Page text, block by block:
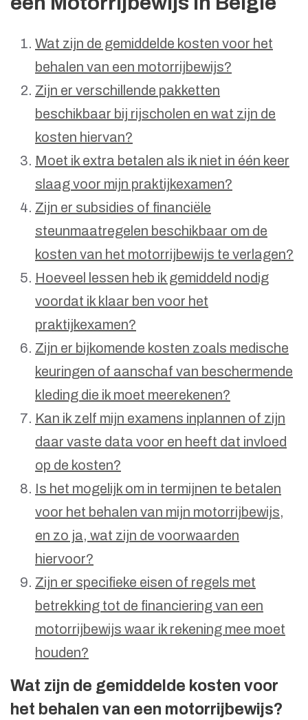
Wat zijn de gemiddelde kosten voor het
behalen van een motorrijbewijs?
Zijn er verschillende pakketten
beschikbaar bij rijscholen en wat zijn de
kosten hiervan?
Moet ik extra betalen als ik niet in één keer
slaag voor mijn praktijkexamen?
Zijn er subsidies of financiële
steunmaatregelen beschikbaar om de
kosten van het motorrijbewijs te verlagen?
Hoeveel lessen heb ik gemiddeld nodig
voordat ik klaar ben voor het
praktijkexamen?
Zijn er bijkomende kosten zoals medische
keuringen of aanschaf van beschermende
kleding die ik moet meerekenen?
Kan ik zelf mijn examens inplannen of zijn
daar vaste data voor en heeft dat invloed
op de kosten?
Is het mogelijk om in termijnen te betalen
voor het behalen van mijn motorrijbewijs,
en zo ja, wat zijn de voorwaarden
hiervoor?
Zijn er specifieke eisen of regels met
betrekking tot de financiering van een
motorrijbewijs waar ik rekening mee moet
houden?
Wat zijn de gemiddelde kosten voor
het behalen van een motorrijbewijs?